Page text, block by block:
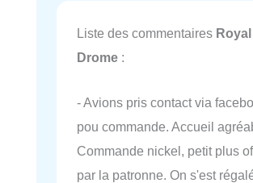
Liste des commentaires
Drome :
- Avions pris contact via
pou commande. Accueil
Commande nickel, petit plus
par la patronne. On s'est